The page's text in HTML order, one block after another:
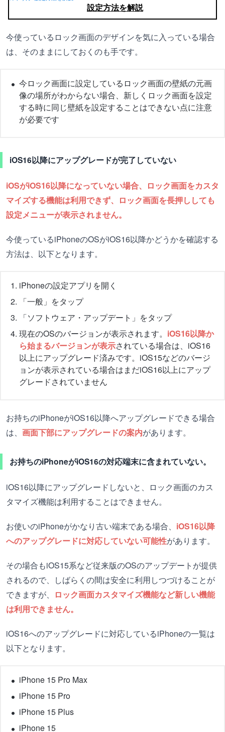
設定方法を解説
今使っているロック画面のデザインを気に入っている場合
は、そのままにしておくのも手です。
今ロック画面に設定しているロック画面の壁紙の元画
像の場所がわからない場合、新しくロック画面を設定
する時に同じ壁紙を設定することはできない点に注意
が必要です
iOS16以降にアップグレードが完了していない
iOSがiOS16以降になっていない場合、ロック画面をカスタ
マイズする機能は利用できず、ロック画面を長押ししても
設定メニューが表示されません。
今使っているiPhoneのOSがiOS16以降かどうかを確認する
方法は、以下となります。
iPhoneの設定アプリを開く
「一般」をタップ
「ソフトウェア・アップデート」をタップ
現在のOSのバージョンが表示されます。 iOS16以降か
ら始まるバージョンが表示されている場合は、iOS16
以上にアップグレード済みです。iOS15などのバージ
ョンが表示されている場合はまだiOS16以上にアップ
グレードされていません
お持ちのiPhoneがiOS16以降へアップグレードできる場合
は、 画面下部にアップグレードの案内があります。
お持ちのiPhoneがiOS16の対応端末に含まれていない。
iOS16以降にアップグレードしないと、ロック画面のカス
タマイズ機能は利用することはできません。
お使いのiPhoneがかなり古い端末である場合、 iOS16以降
へのアップグレードに対応していない可能性があります。
その場合もiOS15系など従来版のOSのアップデートが提供
されるので、しばらくの間は安全に利用しつづけることが
できますが、
ロック画面カスタマイズ機能など新しい機能
は利用できません。
iOS16へのアップグレードに対応しているiPhoneの一覧は
以下となります。
iPhone 15 Pro Max
iPhone 15 Pro
iPhone 15 Plus
iPhone 15